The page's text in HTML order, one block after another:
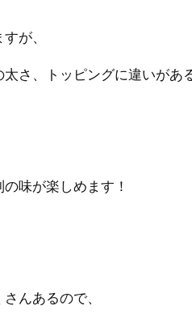
が、
さ、トッピングに違いがあ
味が楽しめます！
んあるので、